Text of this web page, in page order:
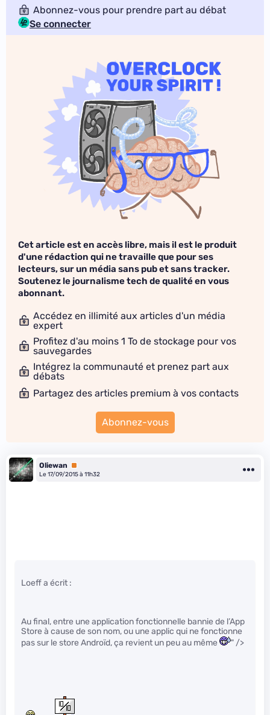
Abonnez-vous pour prendre part au débat
Se connecter
Cet article est en accès libre, mais il est le produit
d'une rédaction qui ne travaille que pour ses
lecteurs, sur un média sans pub et sans tracker.
Soutenez le journalisme tech de qualité en vous
abonnant.
Accédez en illimité aux articles d'un média
expert
Profitez d'au moins 1 To de stockage pour vos
sauvegardes
Intégrez la communauté et prenez part aux
débats
Partagez des articles premium à vos contacts
Abonnez-vous
Oliewan
Premium
Le 17/09/2015 à 11h32
Loeff a écrit :
Au final, entre une application fonctionnelle bannie de l’App
Store à cause de son nom, ou une applic qui ne fonctionne
pas sur le store Androïd, ça revient un peu au même
" />